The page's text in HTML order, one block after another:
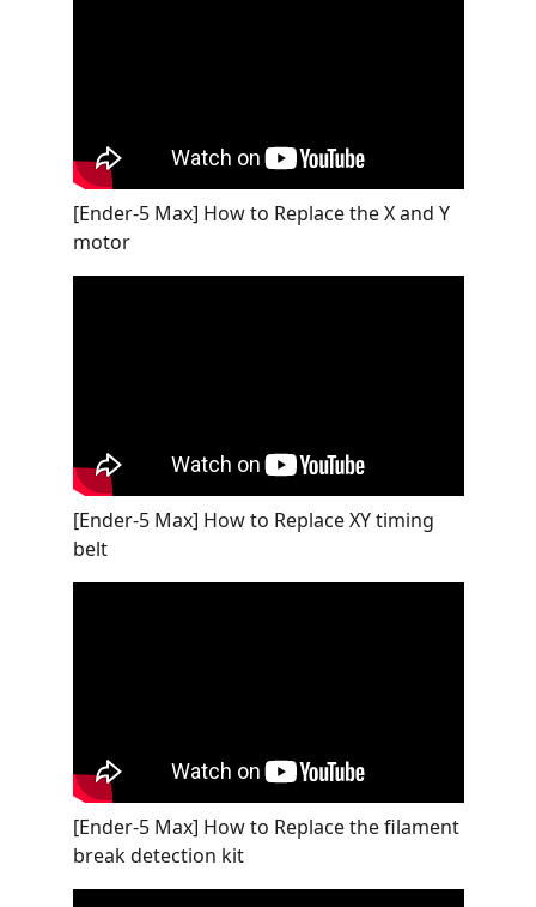
[Ender-5 Max] How to Replace the X and Y
motor
[Ender-5 Max] How to Replace XY timing
belt
[Ender-5 Max] How to Replace the filament
break detection kit